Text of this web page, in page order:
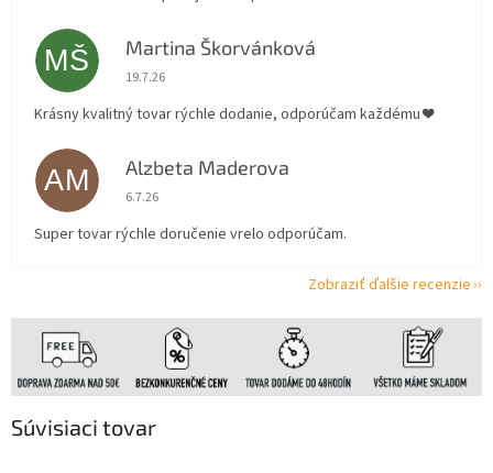
Súvisiaci tovar
MŠ Martina Škorvánková
Hodnotenie obchodu je 5 z 5 hviezdičiek.
19.7.26
Krásny kvalitný tovar rýchle dodanie, odporúčam každému ❤️
AM Alzbeta Maderova
Hodnotenie obchodu je 5 z 5 hviezdičiek.
6.7.26
Super tovar rýchle doručenie vrelo odporúčam.
Zobraziť ďalšie recenzie